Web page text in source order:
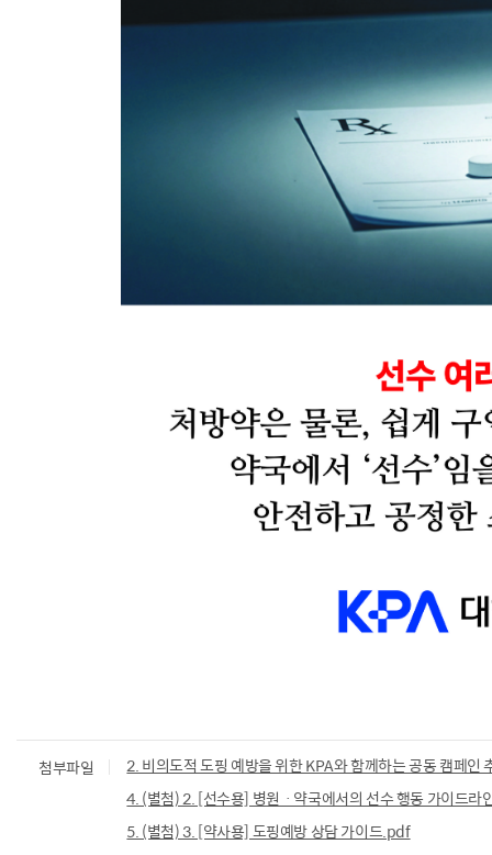
첨부파일
2. 비의도적 도핑 예방을 위한 KPA와 함께하는 공동 캠페인
4. (별첨) 2. [선수용] 병원ㆍ약국에서의 선수 행동 가이드
5. (별첨) 3. [약사용] 도핑예방 상담 가이드.pdf